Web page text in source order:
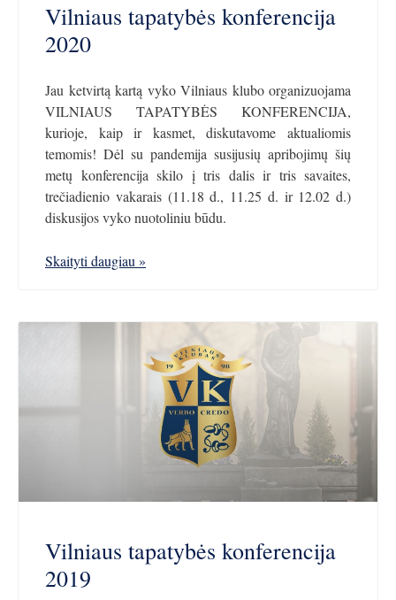
Vilniaus tapatybės konferencija
2020
Jau ketvirtą kartą vyko Vilniaus klubo organizuojama
VILNIAUS TAPATYBĖS KONFERENCIJA,
kurioje, kaip ir kasmet, diskutavome aktualiomis
temomis! Dėl su pandemija susijusių apribojimų šių
metų konferencija skilo į tris dalis ir tris savaites,
trečiadienio vakarais (11.18 d., 11.25 d. ir 12.02 d.)
diskusijos vyko nuotoliniu būdu.
Skaityti daugiau »
Vilniaus tapatybės konferencija
2019